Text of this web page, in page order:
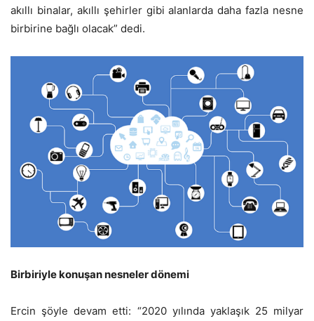
akıllı binalar, akıllı şehirler gibi alanlarda daha fazla nesne
birbirine bağlı olacak” dedi.
Birbiriyle konuşan nesneler dönemi
Ercin şöyle devam etti: “2020 yılında yaklaşık 25 milyar